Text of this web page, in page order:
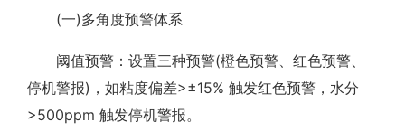
(一)多角度预警体系
阈值预警：设置三种预警(橙色预警、红色预警、
停机警报)，如粘度偏差>±15% 触发红色预警，水分
>500ppm 触发停机警报。